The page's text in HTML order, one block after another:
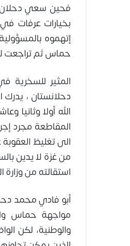
فحين سعي دحلان
بخيارات عرفات
إتهموه
حماس ثم تراجعت
المثير للسخرية
دحلانستان ،
الله أولا وثانيا
المقاطعة مجرد
الى تغليظ
من غزة لا يدين
استقالته من
أبو فادي محمد
مواجهة حماس
والوطنية، لكن